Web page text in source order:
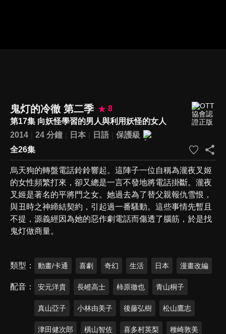
鬼灯的冷徹 第二季
8
第17集 向妖怪學習的男人與利用妖怪的女人
2014
24 分鐘 日本 日語
保護級
全26集
烏天狗的轉盤電話鈴鈴響起。這陣子一位自稱為瀧夜叉姬
的女性頻繁打來，卻又總是一言不發地將電話掛斷。瀧夜
叉姬是著名的平將門之女。她過去為了替父親報仇雪恨，
與丑時之神締結契約，引起過一番騷動。這些事情先暫且
不提，源義經因為她的惡作劇電話而傷透了腦筋，於是找
鬼灯做商量。
類型 動畫/卡通 喜劇 奇幻 生活 日本 漫畫改編
配音 安元洋貴 長嶝高士 柿原徹也 青山桐子
真山亞子 小林由美子 後藤弘樹 松山鷹志
津田健次郎 橫山智佐 喜多村英梨 種崎敦美